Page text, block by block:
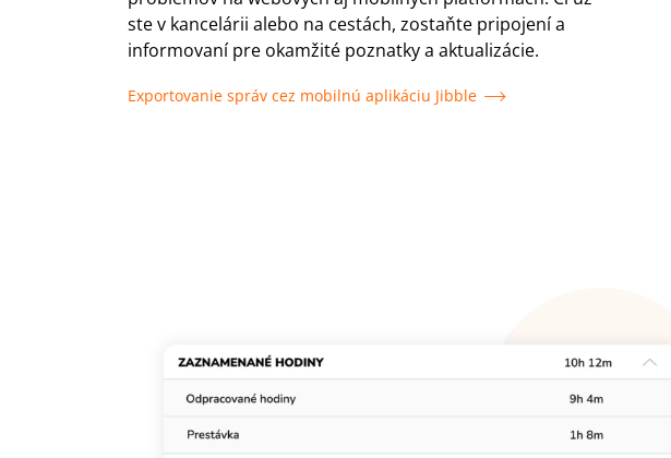
ste v kancelárii alebo na cestách, zostaňte pripojení a
informovaní pre okamžité poznatky a aktualizácie.
Exportovanie správ cez mobilnú aplikáciu Jibble